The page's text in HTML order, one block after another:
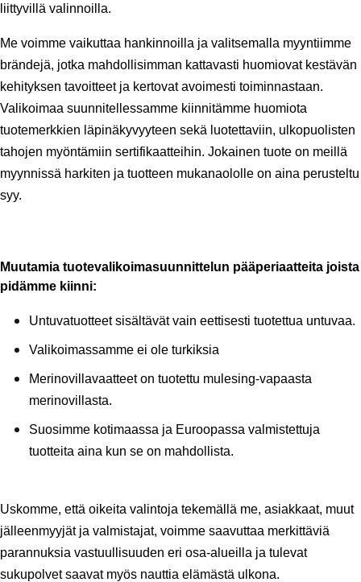
liittyvillä valinnoilla.
Me voimme vaikuttaa hankinnoilla ja valitsemalla myyntiimme
brändejä, jotka mahdollisimman kattavasti huomiovat kestävän
kehityksen tavoitteet ja kertovat avoimesti toiminnastaan.
Valikoimaa suunnitellessamme kiinnitämme huomiota
tuotemerkkien läpinäkyvyyteen sekä luotettaviin, ulkopuolisten
tahojen myöntämiin sertifikaatteihin. Jokainen tuote on meillä
myynnissä harkiten ja tuotteen mukanaololle on aina perusteltu
syy.
Muutamia tuotevalikoimasuunnittelun pääperiaatteita joista
pidämme kiinni:
Untuvatuotteet sisältävät vain eettisesti tuotettua untuvaa.
Valikoimassamme ei ole turkiksia
Merinovillavaatteet on tuotettu mulesing-vapaasta
merinovillasta.
Suosimme kotimaassa ja Euroopassa valmistettuja
tuotteita aina kun se on mahdollista.
Uskomme, että oikeita valintoja tekemällä me, asiakkaat, muut
jälleenmyyjät ja valmistajat, voimme saavuttaa merkittäviä
parannuksia vastuullisuuden eri osa-alueilla ja tulevat
sukupolvet saavat myös nauttia elämästä ulkona.